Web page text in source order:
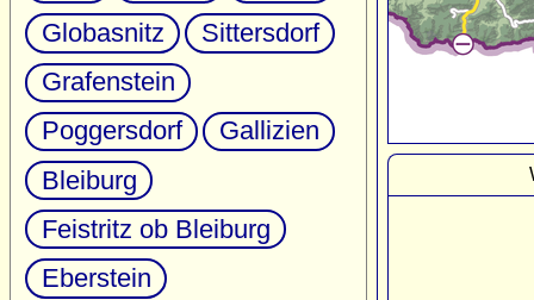
Globasnitz
Sittersdorf
Grafenstein
Poggersdorf
Gallizien
Bleiburg
Feistritz ob Bleiburg
Eberstein